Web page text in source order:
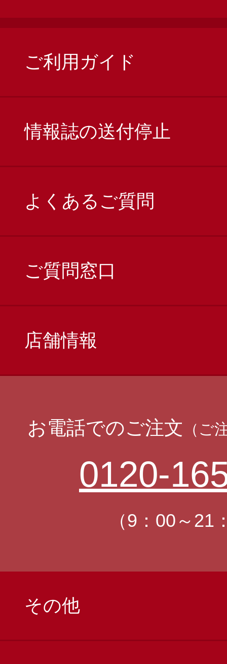
ご利用ガイド
情報誌の送付停止
よくあるご質問
ご質問窓口
店舗情報
お電話でのご注文 （ご
0120-
（9：00～21
その他